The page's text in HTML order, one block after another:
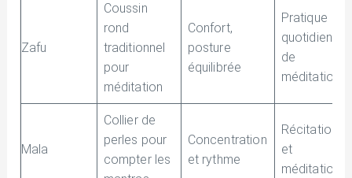
Zafu
Coussin
rond
traditionnel
pour
méditation
Confort,
posture
équilibrée
Pratique
quotidienne
de
méditation
Mala
Collier de
perles pour
compter les
Concentration
et rythme
Récitation
et
méditation